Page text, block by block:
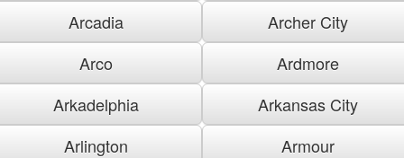
Arcadia
Archer City
Arco
Ardmore
Arkadelphia
Arkansas City
Arlington
Armour